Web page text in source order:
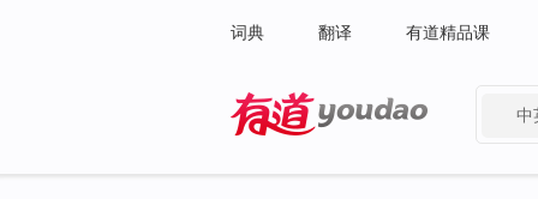
词典 翻译 有道精品课
中